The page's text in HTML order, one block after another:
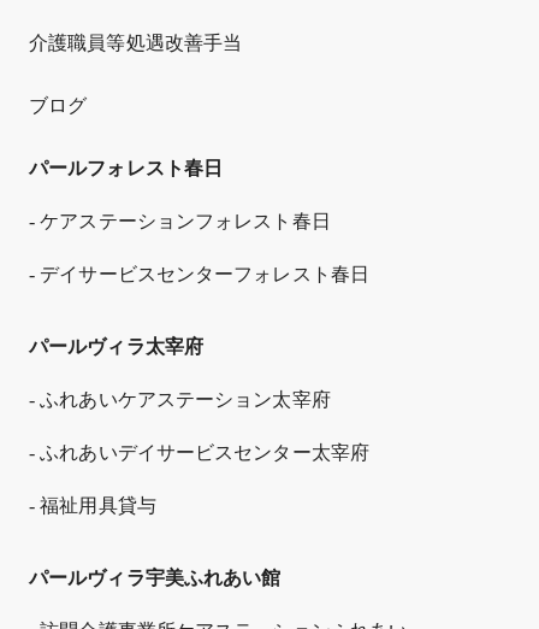
介護職員等処遇改善手当
ブログ
パールフォレスト春日
- ケアステーションフォレスト春日
- デイサービスセンターフォレスト春日
パールヴィラ太宰府
- ふれあいケアステーション太宰府
- ふれあいデイサービスセンター太宰府
- 福祉用具貸与
パールヴィラ宇美ふれあい館